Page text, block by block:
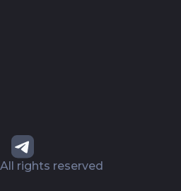
rights reserved